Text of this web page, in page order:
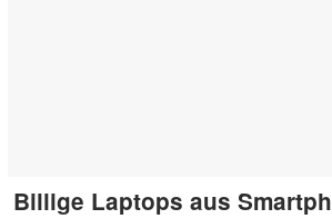
Billige Laptops aus